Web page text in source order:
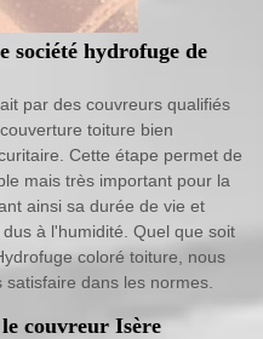
société hydrofuge de
par des couvreurs qualifiés
toiture bien
Cette étape permet de
mais très important pour la
ainsi sa durée de vie et
à l'humidité. Quel que soit
coloré toiture, nous
dans les normes.
couvreur Isère